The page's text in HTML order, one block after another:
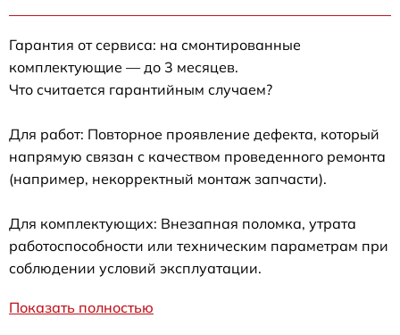
Гарантия от сервиса: на смонтированные
комплектующие — до 3 месяцев.
Что считается гарантийным случаем?
Для работ: Повторное проявление дефекта, который
напрямую связан с качеством проведенного ремонта
(например, некорректный монтаж запчасти).
Для комплектующих: Внезапная поломка, утрата
работоспособности или техническим параметрам при
соблюдении условий эксплуатации.
Показать полностью